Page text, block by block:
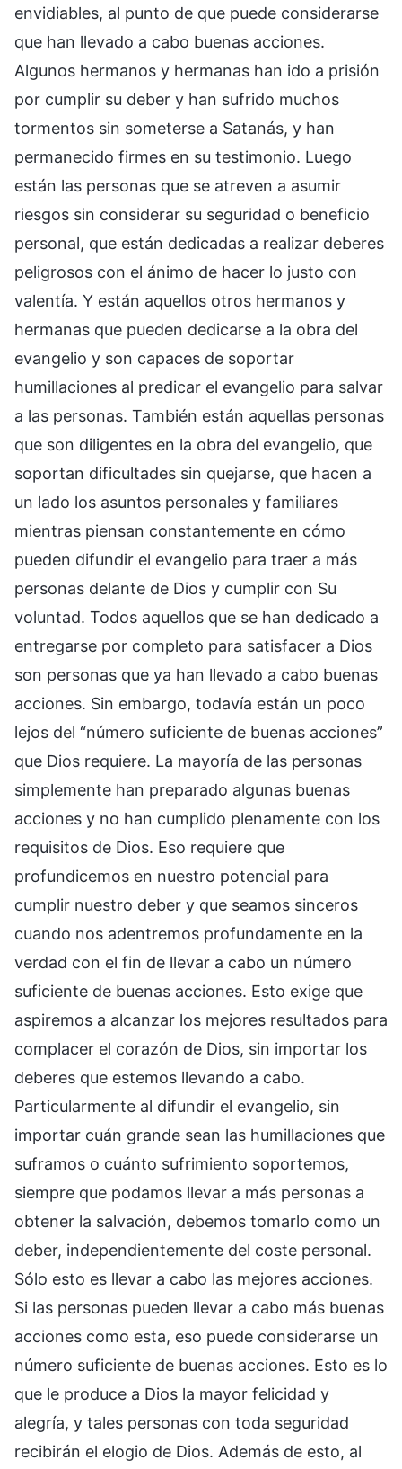
envidiables, al punto de que puede considerarse
que han llevado a cabo buenas acciones.
Algunos hermanos y hermanas han ido a prisión
por cumplir su deber y han sufrido muchos
tormentos sin someterse a Satanás, y han
permanecido firmes en su testimonio. Luego
están las personas que se atreven a asumir
riesgos sin considerar su seguridad o beneficio
personal, que están dedicadas a realizar deberes
peligrosos con el ánimo de hacer lo justo con
valentía. Y están aquellos otros hermanos y
hermanas que pueden dedicarse a la obra del
evangelio y son capaces de soportar
humillaciones al predicar el evangelio para salvar
a las personas. También están aquellas personas
que son diligentes en la obra del evangelio, que
soportan dificultades sin quejarse, que hacen a
un lado los asuntos personales y familiares
mientras piensan constantemente en cómo
pueden difundir el evangelio para traer a más
personas delante de Dios y cumplir con Su
voluntad. Todos aquellos que se han dedicado a
entregarse por completo para satisfacer a Dios
son personas que ya han llevado a cabo buenas
acciones. Sin embargo, todavía están un poco
lejos del “número suficiente de buenas acciones”
que Dios requiere. La mayoría de las personas
simplemente han preparado algunas buenas
acciones y no han cumplido plenamente con los
requisitos de Dios. Eso requiere que
profundicemos en nuestro potencial para
cumplir nuestro deber y que seamos sinceros
cuando nos adentremos profundamente en la
verdad con el fin de llevar a cabo un número
suficiente de buenas acciones. Esto exige que
aspiremos a alcanzar los mejores resultados para
complacer el corazón de Dios, sin importar los
deberes que estemos llevando a cabo.
Particularmente al difundir el evangelio, sin
importar cuán grande sean las humillaciones que
suframos o cuánto sufrimiento soportemos,
siempre que podamos llevar a más personas a
obtener la salvación, debemos tomarlo como un
deber, independientemente del coste personal.
Sólo esto es llevar a cabo las mejores acciones.
Si las personas pueden llevar a cabo más buenas
acciones como esta, eso puede considerarse un
número suficiente de buenas acciones. Esto es lo
que le produce a Dios la mayor felicidad y
alegría, y tales personas con toda seguridad
recibirán el elogio de Dios. Además de esto, al